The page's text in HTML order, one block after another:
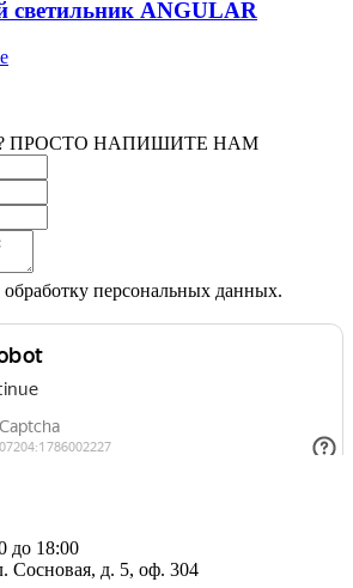
светильник ANGULAR
ПРОСТО НАПИШИТЕ НАМ
персональных данных.
до 18:00
Сосновая, д. 5, оф. 304